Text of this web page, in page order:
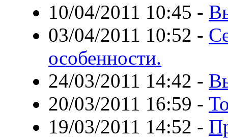
10/04/2011 10:45 -
03/04/2011 10:52 -
особенности.
24/03/2011 14:42 -
20/03/2011 16:59 -
19/03/2011 14:52 -